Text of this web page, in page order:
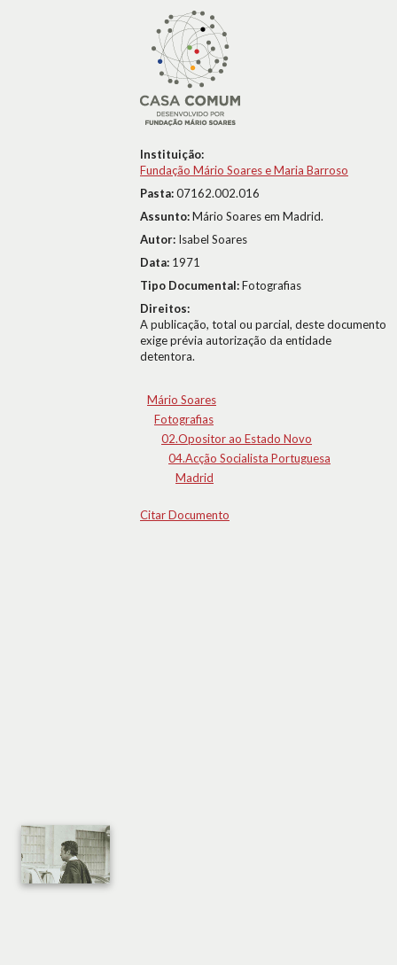
Instituição:
Fundação Mário Soares e Maria Barroso
Pasta:07162.002.016
Assunto:Mário Soares em Madrid.
Autor: Isabel Soares
Data: 1971
Tipo Documental:Fotografias
Direitos:
A publicação, total ou parcial, deste documento
exige prévia autorização da entidade
detentora.
Mário Soares
Fotografias
02.Opositor ao Estado Novo
04.Acção Socialista Portuguesa
Madrid
Citar Documento